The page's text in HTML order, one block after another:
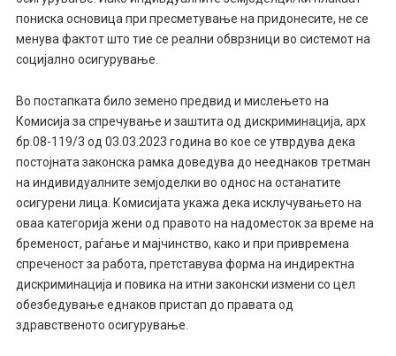
пониска основица при пресметување на придонесите, не се
менува фактот што тие се реални обврзници во системот на
социјално осигурување.
Во постапката било земено предвид и мислењето на
Комисија за спречување и заштита од дискриминација, арх
бр.08-119/3 од 03.03.2023 година во кое се утврдува дека
постојната законска рамка доведува до нееднаков третман
на индивидуалните земјоделки во однос на останатите
осигурени лица. Комисијата укажа дека исклучувањето на
оваа категорија жени од правото на надоместок за време на
бременост, раѓање и мајчинство, како и при привремена
спреченост за работа, претставува форма на индиректна
дискриминација и повика на итни законски измени со цел
обезбедување еднаков пристап до правата од
здравственото осигурување.